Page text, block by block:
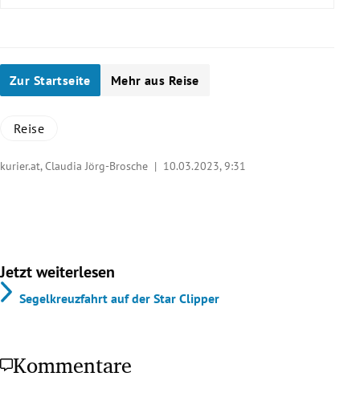
Zur Startseite Mehr aus Reise
Reise
kurier.at, Claudia Jörg-Brosche | 10.03.2023, 9:31
Jetzt weiterlesen
Segelkreuzfahrt auf der Star Clipper
Kommentare